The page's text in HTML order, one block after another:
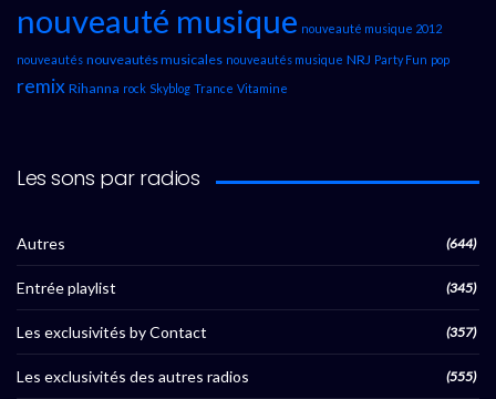
nouveauté musique nouveauté musique 2012
nouveautés nouveautés musicales nouveautés musique NRJ Party Fun pop
remix Rihanna rock Skyblog Trance Vitamine
Les sons par radios
Autres (644)
Entrée playlist (345)
Les exclusivités by Contact (357)
Les exclusivités des autres radios (555)